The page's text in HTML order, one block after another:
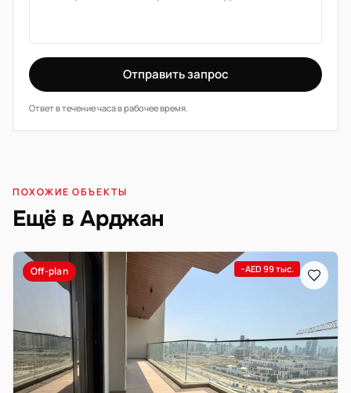
Отправить запрос
Ответ в течение часа в рабочее время.
ПОХОЖИЕ ОБЪЕКТЫ
Ещё в Арджан
Off-plan −AED 99 тыс.